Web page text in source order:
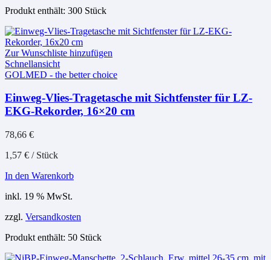
Produkt enthält: 300 Stück
Zur Wunschliste hinzufügen
Schnellansicht
GOLMED - the better choice
Einweg-Vlies-Tragetasche mit Sichtfenster für LZ-
EKG-Rekorder, 16×20 cm
78,66 €
1,57 € / Stück
In den Warenkorb
inkl. 19 % MwSt.
zzgl. Versandkosten
Produkt enthält: 50 Stück